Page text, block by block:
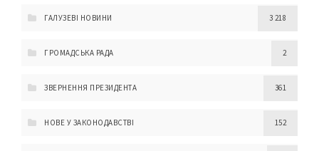
ГАЛУЗЕВІ НОВИНИ 3 218
ГРОМАДСЬКА РАДА 2
ЗВЕРНЕННЯ ПРЕЗИДЕНТА 361
НОВЕ У ЗАКОНОДАВСТВІ 152